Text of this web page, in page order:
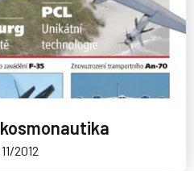
2012